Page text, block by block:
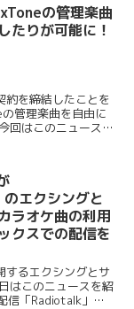
の管理楽曲
たりが可能に！
を締結したことを
管理楽曲を自由に
回はこのニュースを
のエクシングと
ラオケ曲の利用
クスでの配信を
するエクシングとサ
はこのニュースを紹
信「Radiotalk」、